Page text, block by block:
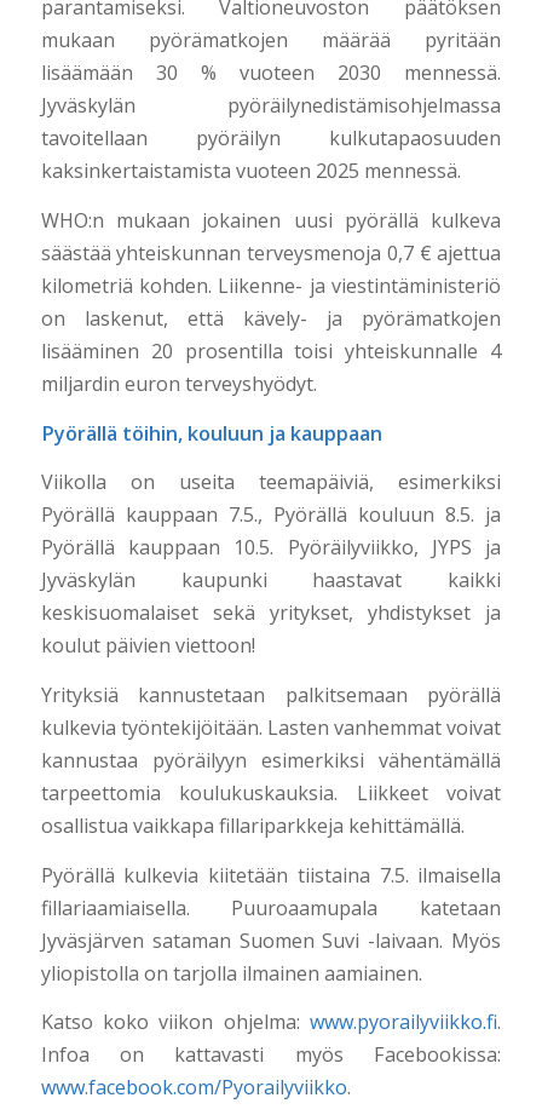
parantamiseksi. Valtioneuvoston päätöksen
mukaan pyörämatkojen määrää pyritään
lisäämään 30 % vuoteen 2030 mennessä.
Jyväskylän pyöräilynedistämisohjelmassa
tavoitellaan pyöräilyn kulkutapaosuuden
kaksinkertaistamista vuoteen 2025 mennessä.
WHO:n mukaan jokainen uusi pyörällä kulkeva
säästää yhteiskunnan terveysmenoja 0,7 € ajettua
kilometriä kohden. Liikenne- ja viestintäministeriö
on laskenut, että kävely- ja pyörämatkojen
lisääminen 20 prosentilla toisi yhteiskunnalle 4
miljardin euron terveyshyödyt.
Pyörällä töihin, kouluun ja kauppaan
Viikolla on useita teemapäiviä, esimerkiksi
Pyörällä kauppaan 7.5., Pyörällä kouluun 8.5. ja
Pyörällä kauppaan 10.5. Pyöräilyviikko, JYPS ja
Jyväskylän kaupunki haastavat kaikki
keskisuomalaiset sekä yritykset, yhdistykset ja
koulut päivien viettoon!
Yrityksiä kannustetaan palkitsemaan pyörällä
kulkevia työntekijöitään. Lasten vanhemmat voivat
kannustaa pyöräilyyn esimerkiksi vähentämällä
tarpeettomia koulukuskauksia. Liikkeet voivat
osallistua vaikkapa fillariparkkeja kehittämällä.
Pyörällä kulkevia kiitetään tiistaina 7.5. ilmaisella
fillariaamiaisella. Puuroaamupala katetaan
Jyväsjärven sataman Suomen Suvi -laivaan. Myös
yliopistolla on tarjolla ilmainen aamiainen.
Katso koko viikon ohjelma:www.pyorailyviikko.fi.
Infoa on kattavasti myös Facebookissa:
www.facebook.com/Pyorailyviikko.